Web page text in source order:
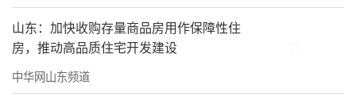
山东：加快收购存量商品房用作保障性住
房，推动高品质住宅开发建设
中华网山东频道